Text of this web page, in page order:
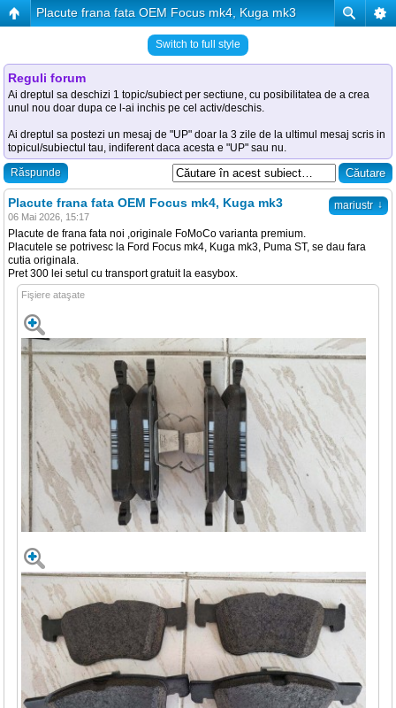
Placute frana fata OEM Focus mk4, Kuga mk3
Switch to full style
Reguli forum
Ai dreptul sa deschizi 1 topic/subiect per sectiune, cu posibilitatea de a crea
unul nou doar dupa ce l-ai inchis pe cel activ/deschis.
Ai dreptul sa postezi un mesaj de "UP" doar la 3 zile de la ultimul mesaj scris in
topicul/subiectul tau, indiferent daca acesta e "UP" sau nu.
Răspunde
mariustr ↓
Placute frana fata OEM Focus mk4, Kuga mk3
06 Mai 2026, 15:17
Placute de frana fata noi ,originale FoMoCo varianta premium.
Placutele se potrivesc la Ford Focus mk4, Kuga mk3, Puma ST, se dau fara
cutia originala.
Pret 300 lei setul cu transport gratuit la easybox.
Fişiere ataşate